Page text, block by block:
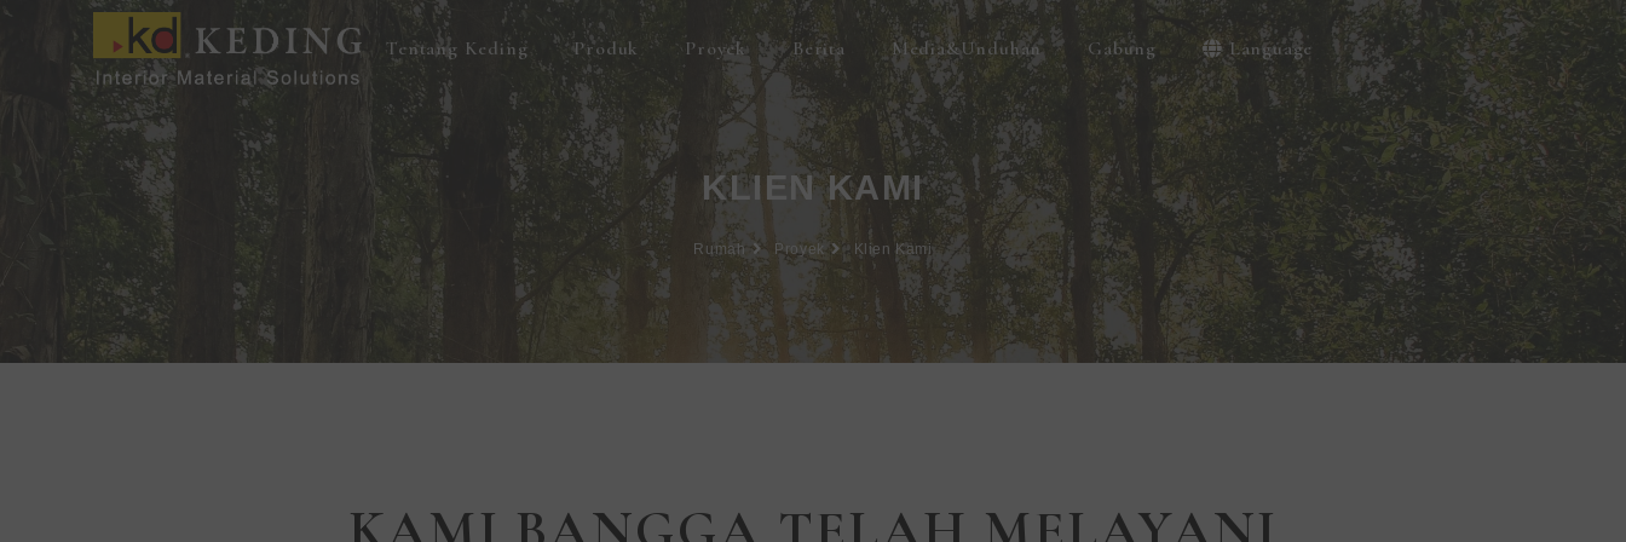
Tentang Keding Produk Proyek Berita Media&Unduhan Gabung Language
KLIEN KAMI
Rumah Proyek Klien Kami